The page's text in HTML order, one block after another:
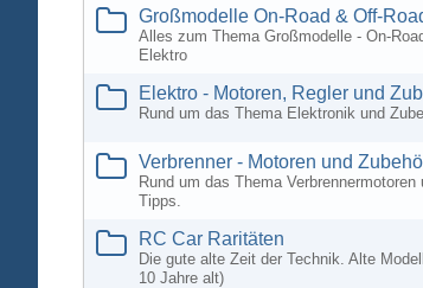
Großmodelle On-Road & Off-
Alles zum Thema Großmodelle - On-
Elektro
Elektro - Motoren, Regler und
Rund um das Thema Elektronik und
Verbrenner - Motoren und
Rund um das Thema
Tipps.
RC Car Raritäten
Die gute alte Zeit der Technik. Alte
10 Jahre alt)